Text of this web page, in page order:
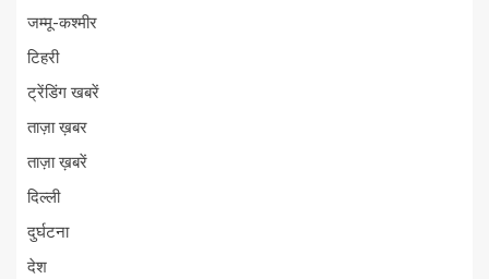
जम्मू-कश्मीर
टिहरी
ट्रेंडिंग खबरें
ताज़ा ख़बर
ताज़ा ख़बरें
दिल्ली
दुर्घटना
देश